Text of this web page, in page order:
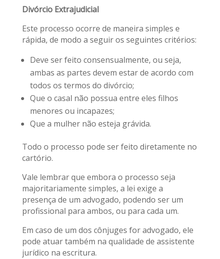
Divórcio Extrajudicial
Este processo ocorre de maneira simples e
rápida, de modo a seguir os seguintes critérios:
Deve ser feito consensualmente, ou seja,
ambas as partes devem estar de acordo com
todos os termos do divórcio;
Que o casal não possua entre eles filhos
menores ou incapazes;
Que a mulher não esteja grávida.
Todo o processo pode ser feito diretamente no
cartório.
Vale lembrar que embora o processo seja
majoritariamente simples, a lei exige a
presença de um advogado, podendo ser um
profissional para ambos, ou para cada um.
Em caso de um dos cônjuges for advogado, ele
pode atuar também na qualidade de assistente
jurídico na escritura.